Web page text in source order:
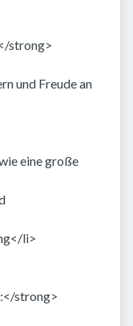
strong>
und Freude an
eine große
li>
strong>